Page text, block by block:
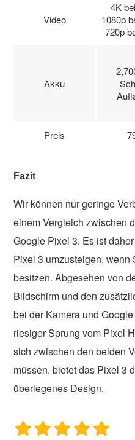
Video
4K
1080p
720p
Akku
Preis
Fazit
Wir können nur geringe
einem Vergleich zwischen
Google Pixel 3. Es ist
Pixel 3 umzusteigen,
besitzen. Abgesehen von
Bildschirm und den
bei der Kamera und
riesiger Sprung vom Pixel
sich zwischen den beiden
müssen, bietet das Pixel 3
überlegenes Design.